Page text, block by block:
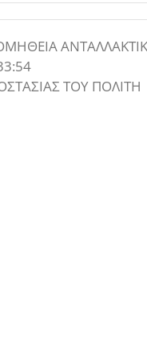
ΤΟΥ ΠΟΛΙΤΗ